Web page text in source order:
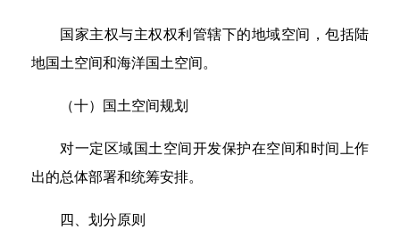
国家主权与主权权利管辖下的地域空间，包括陆
地国土空间和海洋国土空间。
（十）国土空间规划
对一定区域国土空间开发保护在空间和时间上作
出的总体部署和统筹安排。
四、划分原则